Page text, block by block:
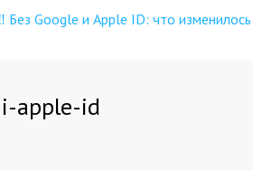
Без Google и Apple ID: что
apple-id